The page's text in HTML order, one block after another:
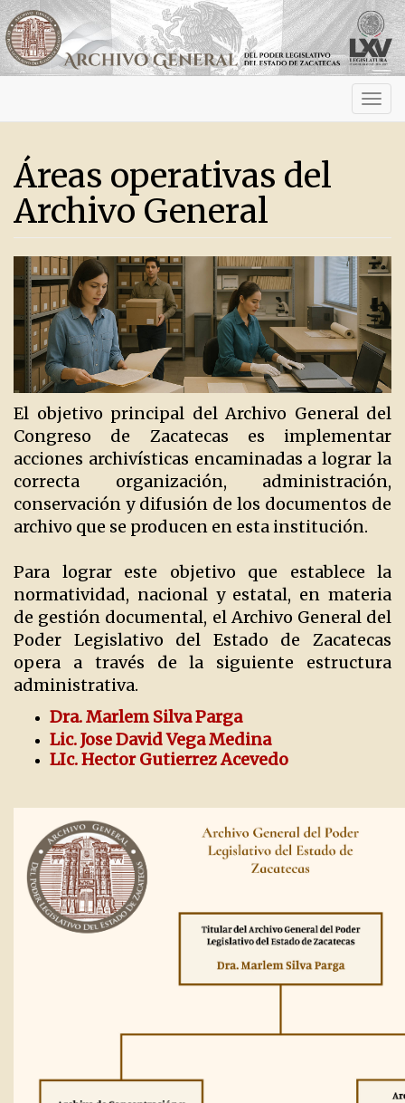
Áreas operativas del
Archivo General
El objetivo principal del Archivo General del
Congreso de Zacatecas es implementar
acciones archivísticas encaminadas a lograr la
correcta organización, administración,
conservación y difusión de los documentos de
archivo que se producen en esta institución.
Para lograr este objetivo que establece la
normatividad, nacional y estatal, en materia
de gestión documental, el Archivo General del
Poder Legislativo del Estado de Zacatecas
opera a través de la siguiente estructura
administrativa.
Dra. Marlem Silva Parga
Lic. Jose David Vega Medina
LIc. Hector Gutierrez Acevedo